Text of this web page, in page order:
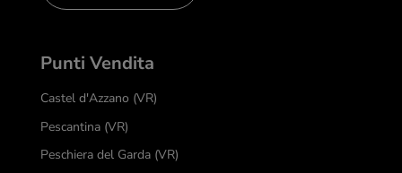
Punti Vendita
Castel d'Azzano (VR)
Pescantina (VR)
Peschiera del Garda (VR)